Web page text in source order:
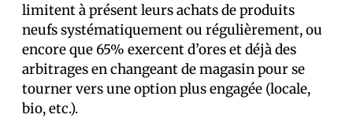
limitent à présent leurs achats de produits
neufs systématiquement ou régulièrement, ou
encore que 65% exercent d’ores et déjà des
arbitrages en changeant de magasin pour se
tourner vers une option plus engagée (locale,
bio, etc.).